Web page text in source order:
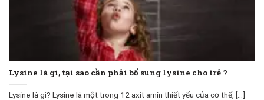
Lysine là gì, tại sao cần phải bổ sung lysine cho trẻ ?
Lysine là gì? Lysine là một trong 12 axit amin thiết yếu của cơ thể, [...]